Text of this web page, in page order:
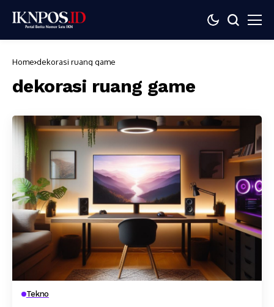
Home dekorasi ruang game
dekorasi ruang game
Tekno